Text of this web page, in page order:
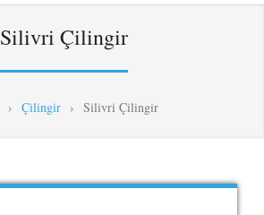
Silivri Çilingir
› Çilingir › Silivri Çilingir